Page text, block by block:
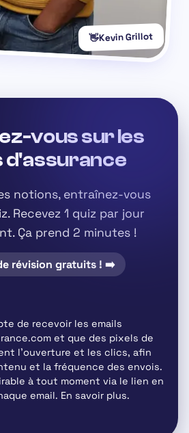
👋Kevin Grillot
vous sur les
d'assurance
notions, entraînez-vous
Recevez 1 quiz par jour
Ça prend 2 minutes !
révision gratuits ! ➡️
de recevoir les emails
et que des pixels de
l'ouverture et les clics, afin
et la fréquence des envois.
à tout moment via le lien en
email. En savoir plus.